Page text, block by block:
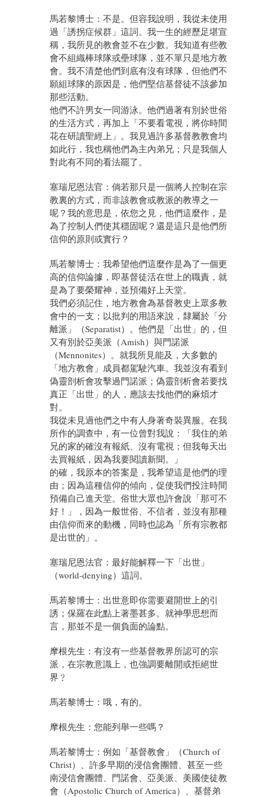
馬若黎博士：不是。但容我說明，我從未使用
過「誘拐症候群」這詞。我一生的經歷足堪宣
稱，我所見的教會並不在少數。我知道有些教
會不組織棒球隊或壘球隊，並不單只是地方教
會。我不清楚他們到底有沒有球隊，但他們不
願組球隊的原因是，他們堅信基督徒不該參加
那些活動。
他們不許男女一同游泳。他們過著有別於世俗
的生活方式，再加上「不要看電視，將你時間
花在研讀聖經上」。我見過許多基督教教會均
如此行，我也稱他們為主內弟兄；只是我個人
對此有不同的看法罷了。
塞瑞尼恩法官：倘若那只是一個將人控制在宗
教裏的方式，而非該教會或教派的教導之一
呢？我的意思是，依您之見，他們這麼作，是
為了控制人們使其穩固呢？還是這只是他們所
信仰的原則或實行？
馬若黎博士：我希望他們這麼作是為了一個更
高的信仰論據，即基督徒活在世上的職責，就
是為了要榮耀神，並預備好上天堂。
我們必須記住，地方教會為基督教史上眾多教
會中的一支；以批判的用語來說，隸屬於「分
離派」（Separatist）。他們是「出世」的，但
又有別於亞美派（Amish）與門諾派
（Mennonites）。就我所見能及，大多數的
「地方教會」成員都駕駛汽車。我並沒有看到
偽靈剖析會攻擊過門諾派；偽靈剖析會若要找
真正「出世」的人，應該去找他們的麻煩才
對。
我從未見過他們之中有人身著奇裝異服。在我
所作的調查中，有一位曾對我說：「我住的弟
兄的家的確沒有報紙、沒有電視；但我每天出
去買報紙，因為我要閱讀新聞。」
的確，我原本的答案是，我希望這是他們的理
由；因為這種信仰的傾向，促使我們投注時間
預備自己進天堂。俗世大眾也許會說「那可不
好！」，因為一般世俗、不信者，並沒有那種
由信仰而來的動機，同時也認為「所有宗教都
是出世的」。
塞瑞尼恩法官：最好能解釋一下「出世」
（world-denying）這詞。
馬若黎博士：出世意即你需要避開世上的引
誘；保羅在此點上著墨甚多。就神學思想而
言，那並不是一個負面的論點。
摩根先生：有沒有一些基督教界所認可的宗
派，在宗教意識上，也強調要離開或拒絕世
界﹖
馬若黎博士：哦，有的。
摩根先生：您能列舉一些嗎？
馬若黎博士：例如「基督教會」（Church of
Christ）、許多早期的浸信會團體、甚至一些
南浸信會團體、門諾會、亞美派、美國使徒教
會（Apostolic Church of America）、基督弟